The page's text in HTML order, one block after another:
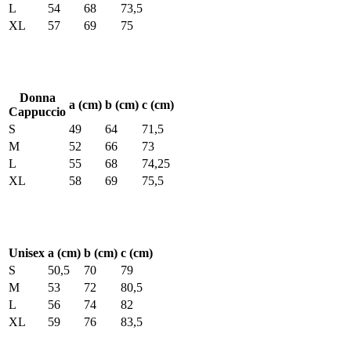
L
54 68
73,5
XL
57 69 75
Donna
Cappuccio
a (cm) b (cm) c (cm)
S
49 64
71,5
M
52 66
73
L
55 68
74,25
XL
58 69 75,5
Unisex a (cm) b (cm) c (cm)
S
50,5 70
79
M
53 72
80,5
L
56 74
82
XL
59 76 83,5